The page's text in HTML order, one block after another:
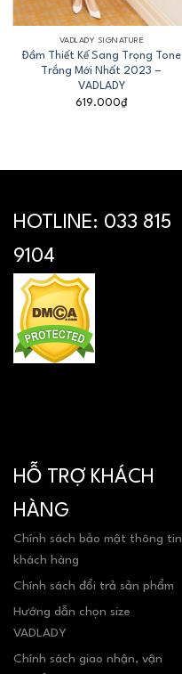
VADLADY SIGNATURE
Đầm Thiết Kế Sang Trọng Tone
Trắng Mới Nhất 2023 –
VADLADY
619.000₫
HOTLINE: 033 815
9104
HỖ TRỢ KHÁCH
HÀNG
Chính sách bảo mật thông tin
khách hàng
Chính sách đổi trả sản phẩm
Hướng dẫn chọn size
VADLADY
Chính sách giao nhận, vận